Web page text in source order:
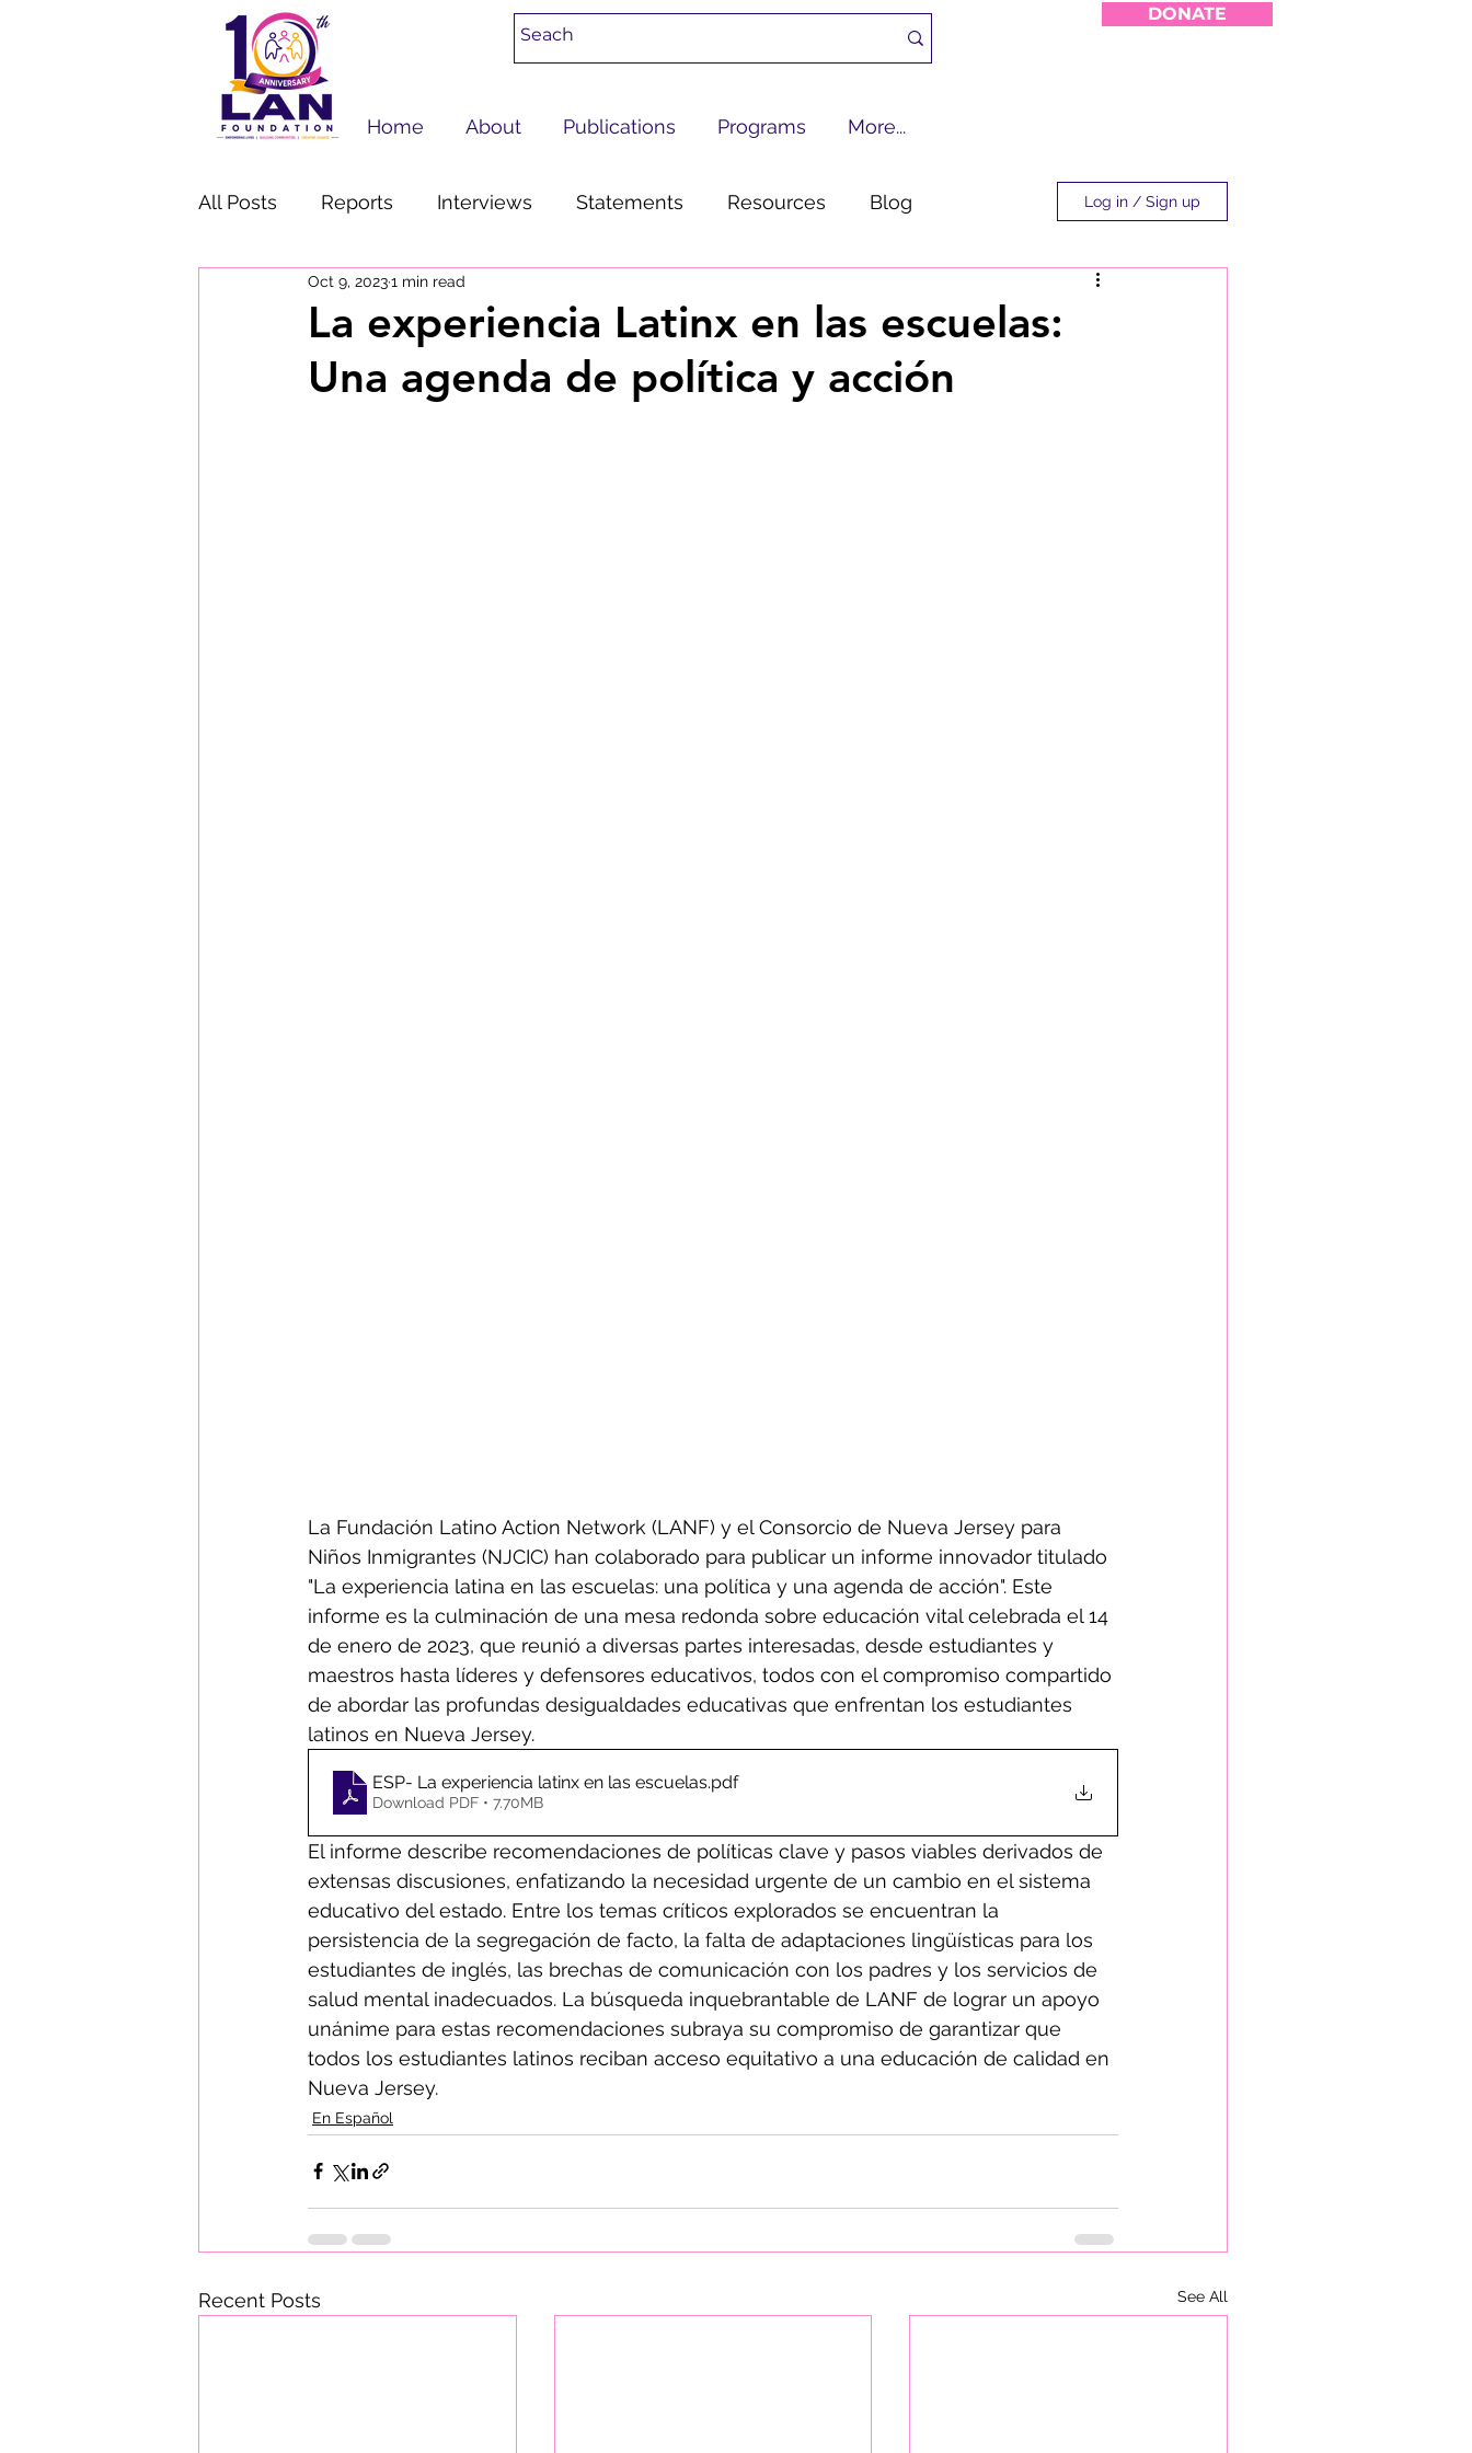
Home About Publications Programs More...
DONATE
All Posts Reports Interviews Statements Resources Blog
Education En Español
Press Release Success Stories Voting
Log in / Sign up
La experiencia Latinx en las escuelas:
Una agenda de política y acción
Oct 9, 20231 min read
La Fundación Latino Action Network (LANF) y el Consorcio de Nueva Jersey para
Niños Inmigrantes (NJCIC) han colaborado para publicar un informe innovador titulado
"La experiencia latina en las escuelas: una política y una agenda de acción". Este
informe es la culminación de una mesa redonda sobre educación vital celebrada el 14
de enero de 2023, que reunió a diversas partes interesadas, desde estudiantes y
maestros hasta líderes y defensores educativos, todos con el compromiso compartido
de abordar las profundas desigualdades educativas que enfrentan los estudiantes
latinos en Nueva Jersey.
ESP- La experiencia latinx en las escuelas.pdf
Download PDF • 7.70MB
El informe describe recomendaciones de políticas clave y pasos viables derivados de
extensas discusiones, enfatizando la necesidad urgente de un cambio en el sistema
educativo del estado. Entre los temas críticos explorados se encuentran la
persistencia de la segregación de facto, la falta de adaptaciones lingüísticas para los
estudiantes de inglés, las brechas de comunicación con los padres y los servicios de
salud mental inadecuados. La búsqueda inquebrantable de LANF de lograr un apoyo
unánime para estas recomendaciones subraya su compromiso de garantizar que
todos los estudiantes latinos reciban acceso equitativo a una educación de calidad en
Nueva Jersey.
En Español
Recent Posts See All